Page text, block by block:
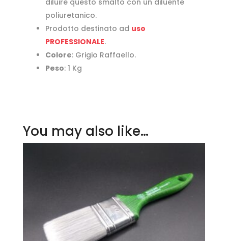
diluire questo smalto con un diluente
poliuretanico.
Prodotto destinato ad uso
PROFESSIONALE.
Colore: Grigio Raffaello.
Peso: 1 Kg
You may also like…